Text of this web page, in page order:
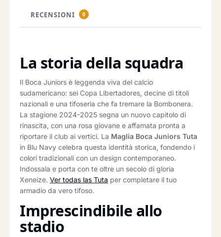
RECENSIONI 0
La storia della squadra
Il Boca Juniors è leggenda viva del calcio
sudamericano: sei Copa Libertadores, decine di titoli
nazionali e una tifoseria che fa tremare la Bombonera.
La stagione 2024-2025 segna un nuovo capitolo di
rinascita, con una rosa giovane e affamata pronta a
riportare il club ai vertici. La Maglia Boca Juniors Tuta
in Blu Navy celebra questa identità storica, fondendo i
colori tradizionali con un design contemporaneo.
Indossala e porta con te oltre un secolo di gloria
Xeneize. Ver todas las Tuta per completare il tuo
armadio da vero tifoso.
Imprescindibile allo
stadio